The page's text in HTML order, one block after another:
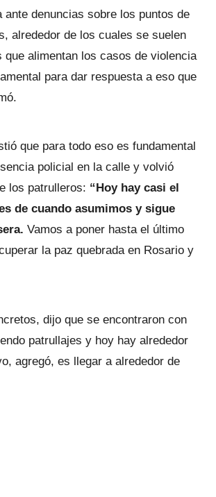
ante denuncias sobre los puntos de
alrededor de los cuales se suelen
que alimentan los casos de violencia
para dar respuesta a eso que
que para todo eso es fundamental
policial en la calle y volvió
los patrulleros: “Hoy hay casi el
de cuando asumimos y sigue
Vamos a poner hasta el último
la paz quebrada en Rosario y
dijo que se encontraron con
patrullajes y hoy hay alrededor
agregó, es llegar a alrededor de